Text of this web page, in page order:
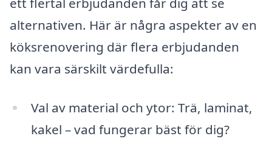
alternativen. Här är några aspekter av en
köksrenovering där flera erbjudanden
kan vara särskilt värdefulla:
Val av material och ytor: Trä, laminat,
kakel – vad fungerar bäst för dig?